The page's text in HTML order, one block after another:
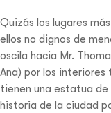
Quizás los lugares
ellos no dignos de
oscila hacia Mr.
Ana) por los interiores
tienen una estatua de
historia de la ciudad